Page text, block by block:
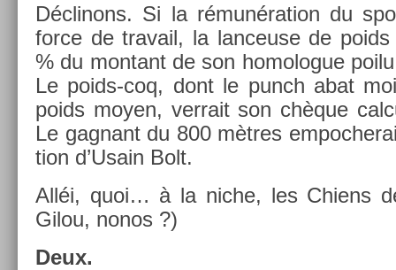
Déclinons. Si la rémunéra­tion du
force de travail, la lan­ceuse de
% du mon­tant de son homologue
Le poids-coq, dont le punch abat
poids moyen, ver­rait son chèque
Le gag­nant du 800 mètres
tion d’Usain Bolt.
Alléi, quoi… à la niche, les Chiens
Gilou, nonos ?)
Deux.